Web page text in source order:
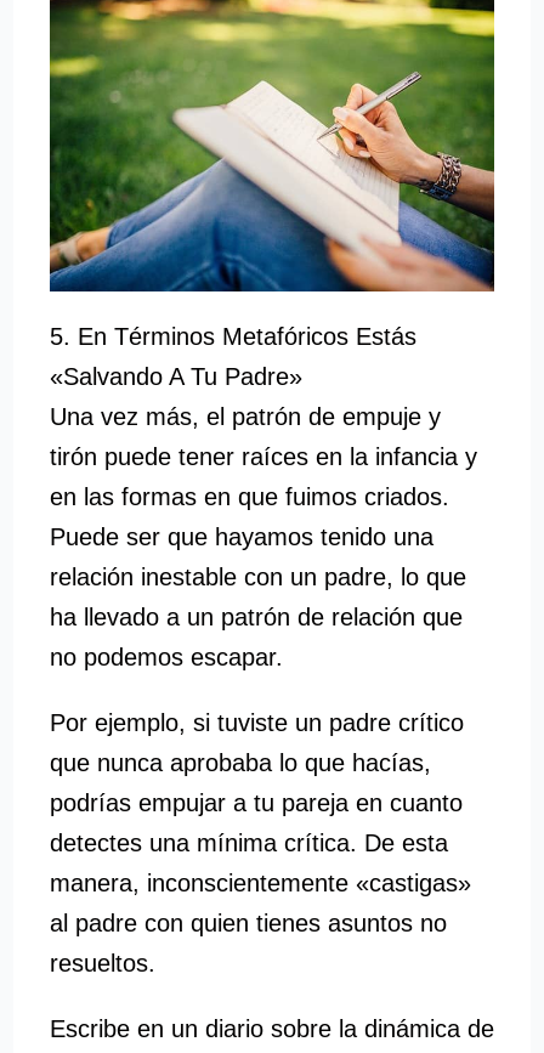
5. En Términos Metafóricos Estás
«Salvando A Tu Padre»
Una vez más, el patrón de empuje y
tirón puede tener raíces en la infancia y
en las formas en que fuimos criados.
Puede ser que hayamos tenido una
relación inestable con un padre, lo que
ha llevado a un patrón de relación que
no podemos escapar.
Por ejemplo, si tuviste un padre crítico
que nunca aprobaba lo que hacías,
podrías empujar a tu pareja en cuanto
detectes una mínima crítica. De esta
manera, inconscientemente «castigas»
al padre con quien tienes asuntos no
resueltos.
Escribe en un diario sobre la dinámica de